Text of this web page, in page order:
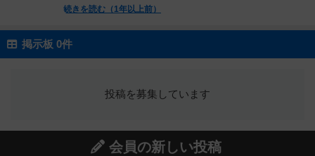
続きを読む（1年以上前）
掲示板 0件
投稿を募集しています
会員の新しい投稿